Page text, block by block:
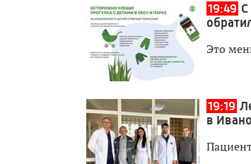
19:49 С
Это
19:19
в